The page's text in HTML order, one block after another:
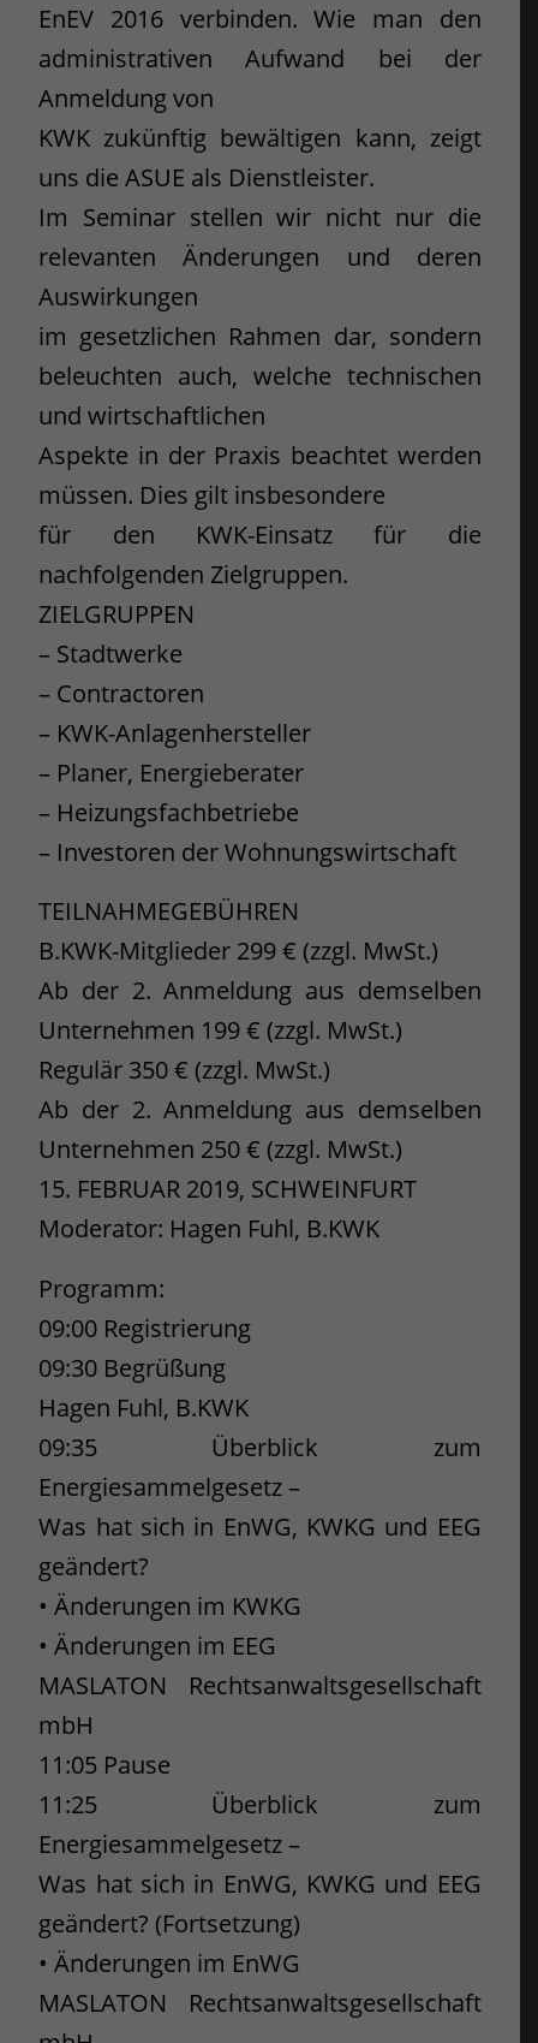
EnEV 2016 verbinden. Wie man den
administrativen Aufwand bei der
Anmeldung von
KWK zukünftig bewältigen kann, zeigt
uns die ASUE als Dienstleister.
Im Seminar stellen wir nicht nur die
relevanten Änderungen und deren
Auswirkungen
im gesetzlichen Rahmen dar, sondern
beleuchten auch, welche technischen
und wirtschaftlichen
Aspekte in der Praxis beachtet werden
müssen. Dies gilt insbesondere
für den KWK-Einsatz für die
nachfolgenden Zielgruppen.
ZIELGRUPPEN
– Stadtwerke
– Contractoren
– KWK-Anlagenhersteller
– Planer, Energieberater
– Heizungsfachbetriebe
– Investoren der Wohnungswirtschaft
TEILNAHMEGEBÜHREN
B.KWK-Mitglieder 299 € (zzgl. MwSt.)
Ab der 2. Anmeldung aus demselben
Unternehmen 199 € (zzgl. MwSt.)
Regulär 350 € (zzgl. MwSt.)
Ab der 2. Anmeldung aus demselben
Unternehmen 250 € (zzgl. MwSt.)
15. FEBRUAR 2019, SCHWEINFURT
Moderator: Hagen Fuhl, B.KWK
Programm:
09:00 Registrierung
09:30 Begrüßung
Hagen Fuhl, B.KWK
09:35 Überblick zum
Energiesammelgesetz –
Was hat sich in EnWG, KWKG und EEG
geändert?
• Änderungen im KWKG
• Änderungen im EEG
MASLATON Rechtsanwaltsgesellschaft
mbH
11:05 Pause
11:25 Überblick zum
Energiesammelgesetz –
Was hat sich in EnWG, KWKG und EEG
geändert? (Fortsetzung)
• Änderungen im EnWG
MASLATON Rechtsanwaltsgesellschaft